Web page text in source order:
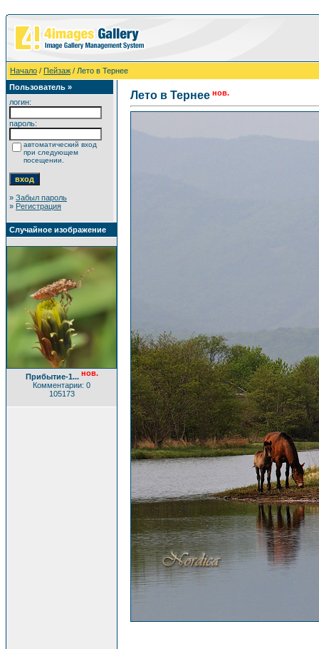
Начало / Пейзаж / Лето в Тернее
Пользователь »
логин:
пароль:
автоматический вход
при следующем
посещении.
» Забыл пароль
» Регистрация
Случайное изображение
Прибытие-1... нов.
Комментарии: 0
105173
Лето в Тернее нов.